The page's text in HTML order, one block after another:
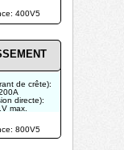
400V5
800V5
de crête):
directe):
max.
inverse):
max.
inverse):